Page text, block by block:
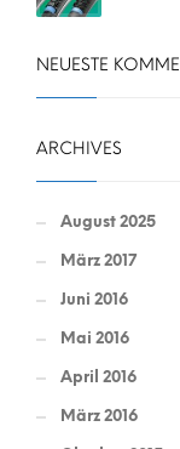
NEUESTE
ARCHIVES
August 2025
März 2017
Juni 2016
Mai 2016
April 2016
März 2016